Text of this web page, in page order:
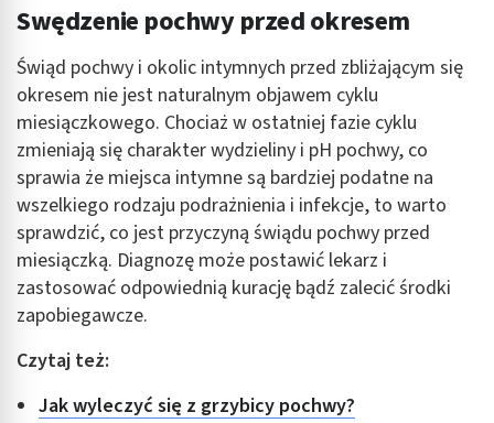
Swędzenie pochwy przed okresem
Świąd pochwy i okolic intymnych przed zbliżającym się
okresem nie jest naturalnym objawem cyklu
miesiączkowego. Chociaż w ostatniej fazie cyklu
zmieniają się charakter wydzieliny i pH pochwy, co
sprawia że miejsca intymne są bardziej podatne na
wszelkiego rodzaju podrażnienia i infekcje, to warto
sprawdzić, co jest przyczyną świądu pochwy przed
miesiączką. Diagnozę może postawić lekarz i
zastosować odpowiednią kurację bądź zalecić środki
zapobiegawcze.
Czytaj też:
Jak wyleczyć się z grzybicy pochwy?